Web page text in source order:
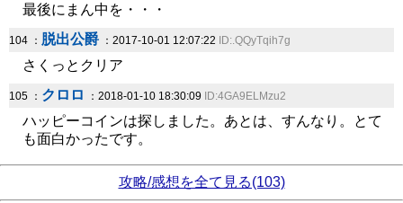
最後にまん中を・・・
104 ： 脱出公爵 ：2017-10-01 12:07:22 ID:.QQyTqih7g
さくっとクリア
105 ： クロロ ：2018-01-10 18:30:09 ID:4GA9ELMzu2
ハッピーコインは探しました。あとは、すんなり。とて
も面白かったです。
攻略/感想を全て見る(103)